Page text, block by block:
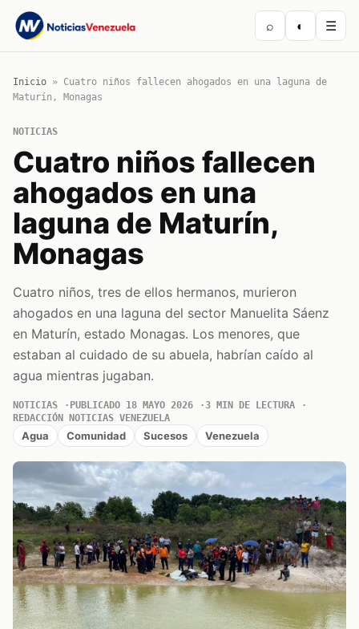
⌕ ◐ ☰
Inicio » Cuatro niños fallecen ahogados en una laguna de
Maturín, Monagas
NOTICIAS
Cuatro niños fallecen
ahogados en una
laguna de Maturín,
Monagas
Cuatro niños, tres de ellos hermanos, murieron
ahogados en una laguna del sector Manuelita Sáenz
en Maturín, estado Monagas. Los menores, que
estaban al cuidado de su abuela, habrían caído al
agua mientras jugaban.
NOTICIAS PUBLICADO 18 MAYO 2026
3 MIN DE LECTURA
REDACCIÓN NOTICIAS VENEZUELA
Agua Comunidad Sucesos Venezuela